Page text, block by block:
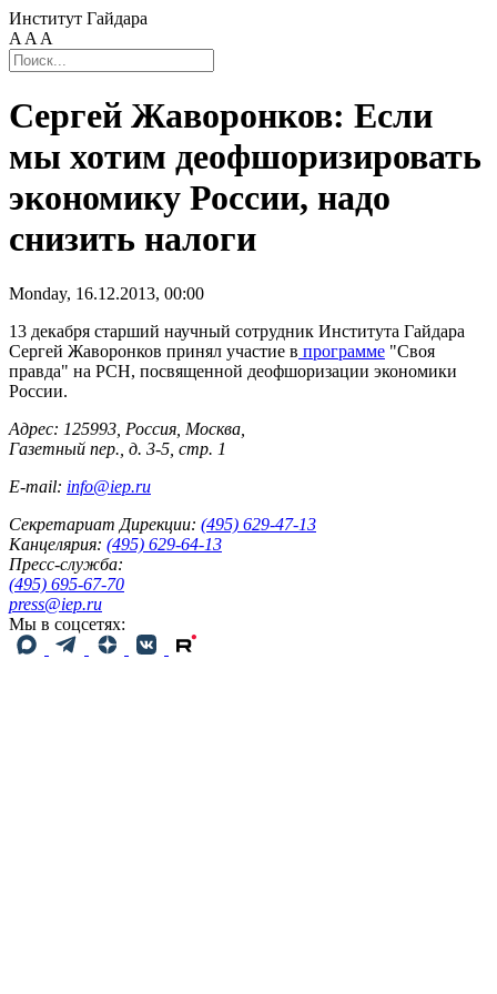
Институт Гайдара
A A A
Сергей Жаворонков: Если
мы хотим деофшоризировать
экономику России, надо
снизить налоги
Monday, 16.12.2013, 00:00
13 декабря старший научный сотрудник Института Гайдара
Сергей Жаворонков принял участие в программе "Своя
правда" на РСН, посвященной деофшоризации экономики
России.
Адрес: 125993, Россия, Москва,
Газетный пер., д. 3-5, стр. 1
E-mail: info@iep.ru
Секретариат Дирекции: (495) 629-47-13
Канцелярия: (495) 629-64-13
Пресс-служба:
(495) 695-67-70
press@iep.ru
Мы в соцсетях: